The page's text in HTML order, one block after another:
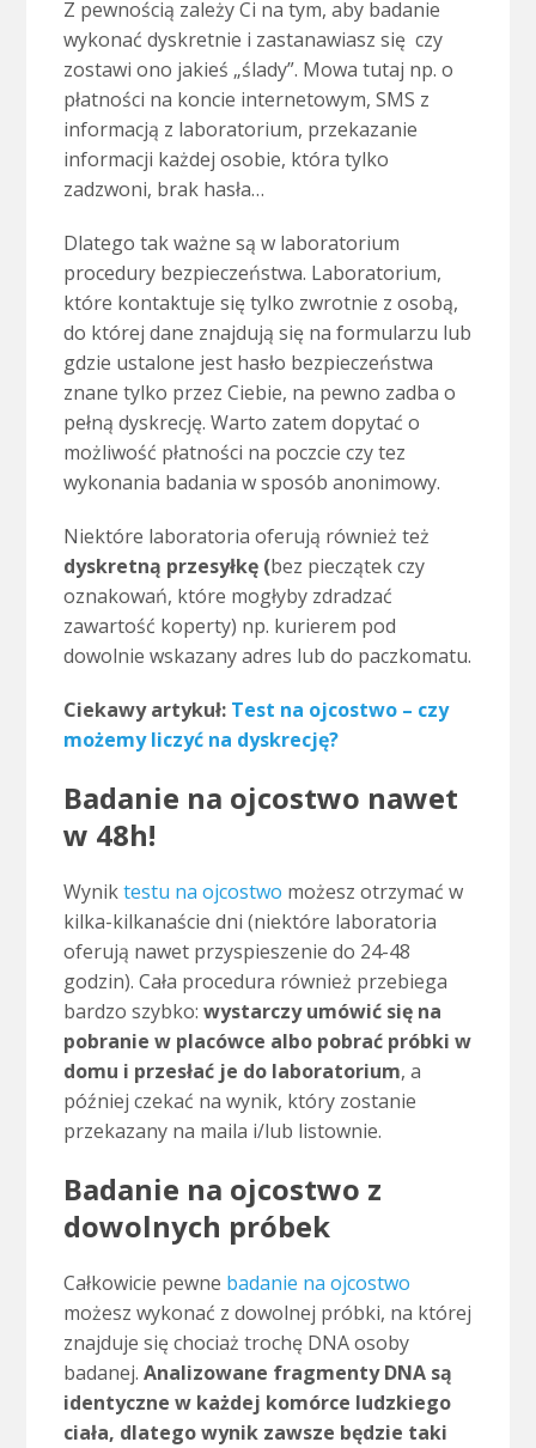
Z pewnością zależy Ci na tym, aby badanie
wykonać dyskretnie i zastanawiasz się czy
zostawi ono jakieś „ślady”. Mowa tutaj np. o
płatności na koncie internetowym, SMS z
informacją z laboratorium, przekazanie
informacji każdej osobie, która tylko
zadzwoni, brak hasła…
Dlatego tak ważne są w laboratorium
procedury bezpieczeństwa. Laboratorium,
które kontaktuje się tylko zwrotnie z osobą,
do której dane znajdują się na formularzu lub
gdzie ustalone jest hasło bezpieczeństwa
znane tylko przez Ciebie, na pewno zadba o
pełną dyskrecję. Warto zatem dopytać o
możliwość płatności na poczcie czy tez
wykonania badania w sposób anonimowy.
Niektóre laboratoria oferują również też
dyskretną przesyłkę (bez pieczątek czy
oznakowań, które mogłyby zdradzać
zawartość koperty) np. kurierem pod
dowolnie wskazany adres lub do paczkomatu.
Ciekawy artykuł: Test na ojcostwo – czy
możemy liczyć na dyskrecję?
Badanie na ojcostwo nawet
w 48h!
Wyniktestu na ojcostwo możesz otrzymać w
kilka-kilkanaście dni (niektóre laboratoria
oferują nawet przyspieszenie do 24-48
godzin). Cała procedura również przebiega
bardzo szybko: wystarczy umówić się na
pobranie w placówce albo pobrać próbki w
domu i przesłać je do laboratorium, a
później czekać na wynik, który zostanie
przekazany na maila i/lub listownie.
Badanie na ojcostwo z
dowolnych próbek
Całkowicie pewne badanie na ojcostwo
możesz wykonać z dowolnej próbki, na której
znajduje się chociaż trochę DNA osoby
badanej. Analizowane fragmenty DNA są
identyczne w każdej komórce ludzkiego
ciała, dlatego wynik zawsze będzie taki